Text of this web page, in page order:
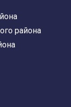
района